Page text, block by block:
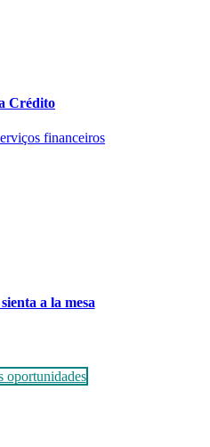
Crédito
financeiros
a la mesa
oportunidades